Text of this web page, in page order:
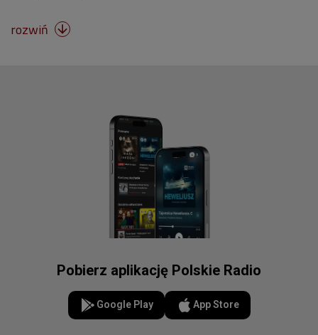
rozwiń 
Pobierz aplikację Polskie Radio
Google Play App Store